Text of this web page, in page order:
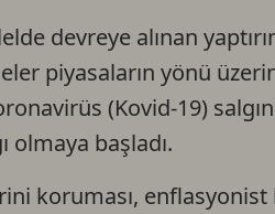
devreye alınan
piyasaların yönü
(Kovid-19)
olmaya başladı.
koruması, enflasyonist